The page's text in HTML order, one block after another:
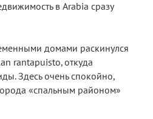
в Arabia сразу
домами раскинулся
rantapuisto, откуда
Здесь очень спокойно,
«спальным районом»